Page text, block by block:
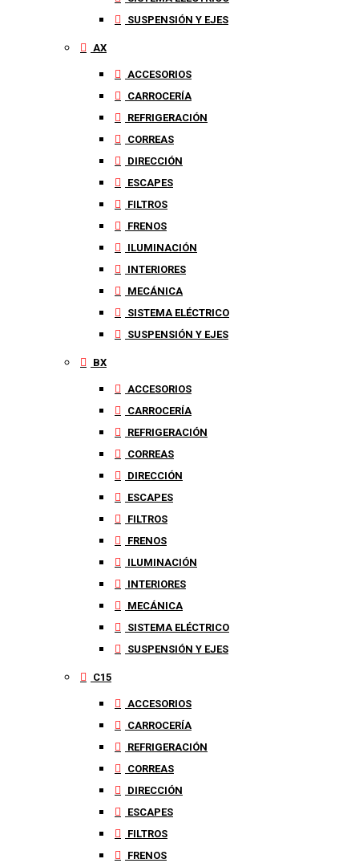
SUSPENSIÓN Y EJES
AX
ACCESORIOS
CARROCERÍA
REFRIGERACIÓN
CORREAS
DIRECCIÓN
ESCAPES
FILTROS
FRENOS
ILUMINACIÓN
INTERIORES
MECÁNICA
SISTEMA ELÉCTRICO
SUSPENSIÓN Y EJES
BX
ACCESORIOS
CARROCERÍA
REFRIGERACIÓN
CORREAS
DIRECCIÓN
ESCAPES
FILTROS
FRENOS
ILUMINACIÓN
INTERIORES
MECÁNICA
SISTEMA ELÉCTRICO
SUSPENSIÓN Y EJES
C15
ACCESORIOS
CARROCERÍA
REFRIGERACIÓN
CORREAS
DIRECCIÓN
ESCAPES
FILTROS
FRENOS